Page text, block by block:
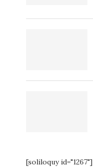
[soliloquy id="1267"]